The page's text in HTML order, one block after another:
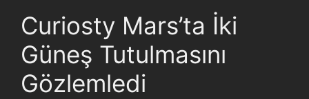
Curiosty Mars’ta İki
Güneş Tutulmasını
Gözlemledi